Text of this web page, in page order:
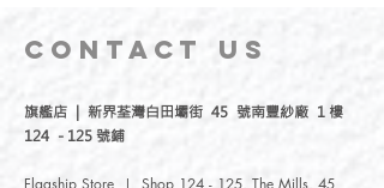
CONTACT US
旗艦店 | 新界荃灣白田壩街 45 號南豐紗廠 1 樓
124 - 125 號鋪
Flagship Store | Shop 124 - 125, The Mills, 45